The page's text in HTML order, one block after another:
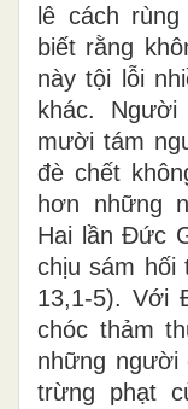
lê cách
biết rằng
này tội lỗi
khác.
mười tám
đè chết
hơn những
Hai lần Đức
chịu sám hối
13,1-5). Với
chóc thảm
những người
trừng phạt